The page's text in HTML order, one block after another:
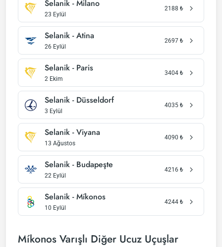
Selanik - Milano
23 Eylül
2188 ₺
Selanik - Atina
26 Eylül
2697 ₺
Selanik - Paris
2 Ekim
3404 ₺
Selanik - Düsseldorf
3 Eylül
4035 ₺
Selanik - Viyana
13 Ağustos
4090 ₺
Selanik - Budapeşte
22 Eylül
4216 ₺
Selanik - Míkonos
10 Eylül
4244 ₺
Míkonos Varışlı Diğer Ucuz Uçuşlar